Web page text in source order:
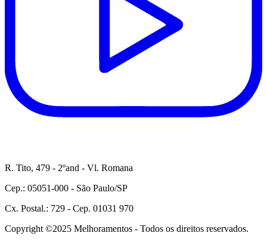
R. Tito, 479 - 2ºand - Vl. Romana
Cep.: 05051-000 - São Paulo/SP
Cx. Postal.: 729 - Cep. 01031 970
Copyright ©2025 Melhoramentos - Todos os direitos reservados.